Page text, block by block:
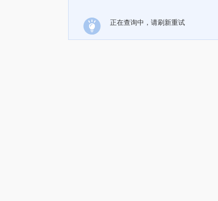
正在查询中，请刷新重试